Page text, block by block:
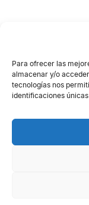
Para ofrecer las
almacenar y/o
tecnologías nos
identificaciones